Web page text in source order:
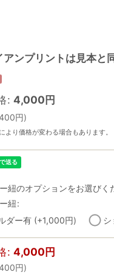
アンプリントは見本
: 4,000円
円)
より価格が変わる場合もあります。
紐のオプションをお選びく
紐:
ダー有 (+1,000円) シ
: 4,000円
円)